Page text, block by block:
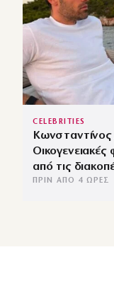
CELEBRITIES
από τις
ΠΡΙΝ ΑΠΌ 4 ΏΡΕΣ